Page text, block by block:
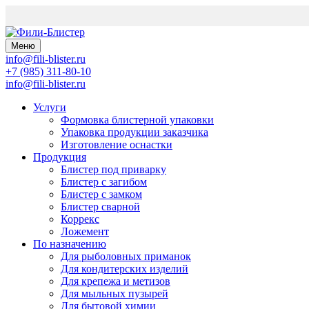
Меню
info@fili-blister.ru
+7 (985) 311-80-10
info@fili-blister.ru
Услуги
Формовка блистерной упаковки
Упаковка продукции заказчика
Изготовление оснастки
Продукция
Блистер под приварку
Блистер с загибом
Блистер с замком
Блистер сварной
Коррекс
Ложемент
По назначению
Для рыболовных приманок
Для кондитерских изделий
Для крепежа и метизов
Для мыльных пузырей
Для бытовой химии